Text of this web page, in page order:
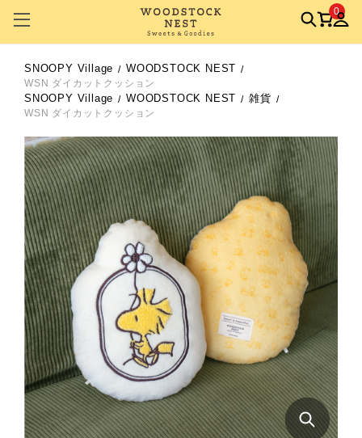
0
SNOOPY Village WOODSTOCK NEST
WSN ダイカットクッション
SNOOPY Village WOODSTOCK NEST 雑貨
WSN ダイカットクッション